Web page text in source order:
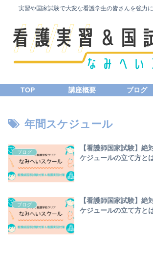
実習や国家試験で大変な看護学生の皆さんを強力
TOP 講座概要 ブログ
年間スケジュール
ブログ
【看護師国家試験】絶
ケジュールの立て方と
ブログ
【看護師国家試験】絶
ケジュールの立て方とは